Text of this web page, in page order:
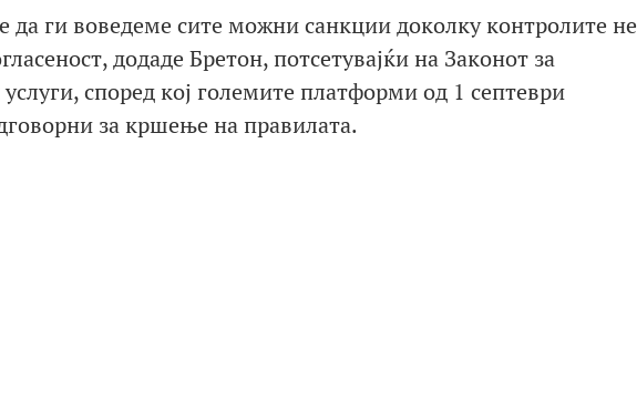
ги воведеме сите можни санкции доколку контролите не
додаде Бретон, потсетувајќи на Законот за
според кој големите платформи од 1 септеври
за кршење на правилата.